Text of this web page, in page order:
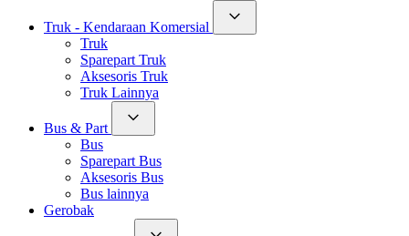
Truk - Kendaraan Komersial
Truk
Sparepart Truk
Aksesoris Truk
Truk Lainnya
Bus & Part
Bus
Sparepart Bus
Aksesoris Bus
Bus lainnya
Gerobak